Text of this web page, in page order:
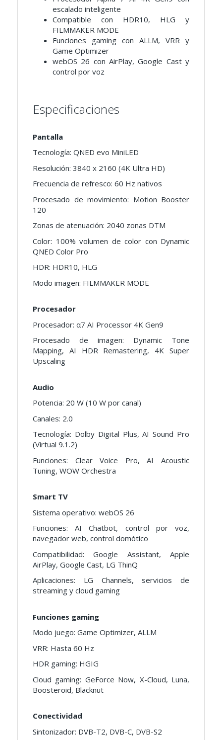
escalado inteligente
Compatible con HDR10, HLG y
FILMMAKER MODE
Funciones gaming con ALLM, VRR y
Game Optimizer
webOS 26 con AirPlay, Google Cast y
control por voz
Especificaciones
Pantalla
Tecnología: QNED evo MiniLED
Resolución: 3840 x 2160 (4K Ultra HD)
Frecuencia de refresco: 60 Hz nativos
Procesado de movimiento: Motion Booster
120
Zonas de atenuación: 2040 zonas DTM
Color: 100% volumen de color con Dynamic
QNED Color Pro
HDR: HDR10, HLG
Modo imagen: FILMMAKER MODE
Procesador
Procesador: α7 AI Processor 4K Gen9
Procesado de imagen: Dynamic Tone
Mapping, AI HDR Remastering, 4K Super
Upscaling
Audio
Potencia: 20 W (10 W por canal)
Canales: 2.0
Tecnología: Dolby Digital Plus, AI Sound Pro
(Virtual 9.1.2)
Funciones: Clear Voice Pro, AI Acoustic
Tuning, WOW Orchestra
Smart TV
Sistema operativo: webOS 26
Funciones: AI Chatbot, control por voz,
navegador web, control domótico
Compatibilidad: Google Assistant, Apple
AirPlay, Google Cast, LG ThinQ
Aplicaciones: LG Channels, servicios de
streaming y cloud gaming
Funciones gaming
Modo juego: Game Optimizer, ALLM
VRR: Hasta 60 Hz
HDR gaming: HGIG
Cloud gaming: GeForce Now, X-Cloud, Luna,
Boosteroid, Blacknut
Conectividad
Sintonizador: DVB-T2, DVB-C, DVB-S2